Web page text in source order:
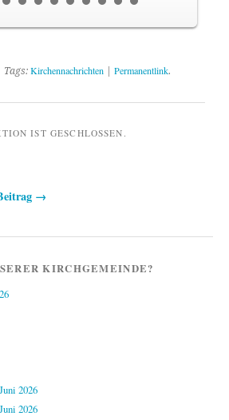
| Tags: Kirchennachrichten Permanentlink.
IST GESCHLOSSEN.
→
KIRCHGEMEINDE?
2026
2026